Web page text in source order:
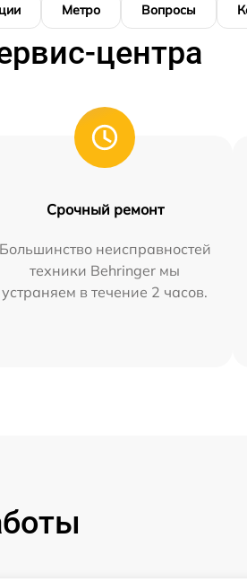
Метро Вопросы
центра
Срочный ремонт
Большинство неисправностей
техники Behringer мы
устраняем в течение 2 часов.